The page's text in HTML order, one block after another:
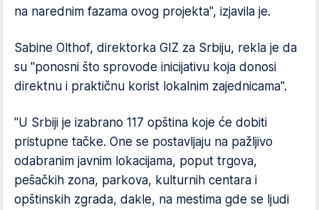
na narednim fazama ovog projekta", izjavila je.
Sabine Olthof, direktorka GIZ za Srbiju, rekla je da
su "ponosni što sprovode inicijativu koja donosi
direktnu i praktičnu korist lokalnim zajednicama".
"U Srbiji je izabrano 117 opština koje će dobiti
pristupne tačke. One se postavljaju na pažljivo
odabranim javnim lokacijama, poput trgova,
pešačkih zona, parkova, kulturnih centara i
opštinskih zgrada, dakle, na mestima gde se ljudi